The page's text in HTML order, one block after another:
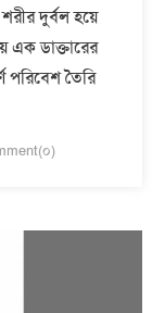
দুর্বল হয়ে
এক ডাক্তারের
পরিবেশ তৈরি